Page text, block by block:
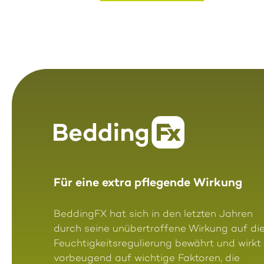
Für eine extra pflegende Wirkung
BeddingFX hat sich in den letzten Jahren
durch seine unübertroffene Wirkung auf
Feuchtigkeitsregulierung bewährt und wirkt
vorbeugend auf wichtige Faktoren, die